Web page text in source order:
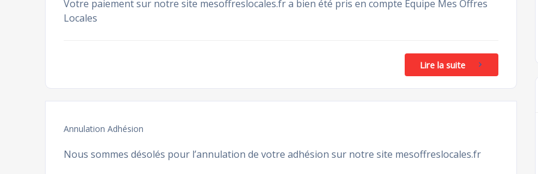
Votre paiement sur notre site mesoffreslocales.fr a bien été pris en compte Equipe Mes Offres
Locales
Lire la suite
Annulation Adhésion
Nous sommes désolés pour l’annulation de votre adhésion sur notre site mesoffreslocales.fr